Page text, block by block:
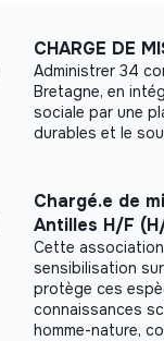
CHARGE DE
Administrer 34
Bretagne, en
sociale par une
durables et le
Chargé.e de
Antilles H/F
Cette
sensibilisation
protège ces
connaissances
homme-nature,